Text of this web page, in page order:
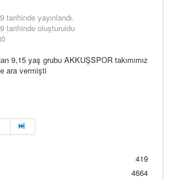
tarihinde yayınlandı.
tarihinde oluşturuldu
9,15 yaş grubu AKKUŞSPOR takımımız
ara vermişti
419
4664